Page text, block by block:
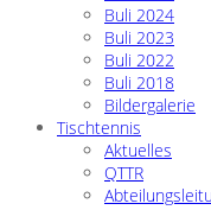
Buli 2024
Buli 2023
Buli 2022
Buli 2018
Bildergalerie
Tischtennis
Aktuelles
QTTR